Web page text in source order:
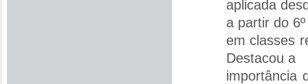
aplicada
a partir do
em classes
Destacou a
importância